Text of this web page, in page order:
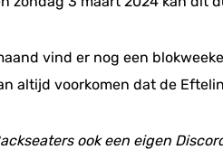
vind er nog een
altijd voorkomen dat de
ook een eigen